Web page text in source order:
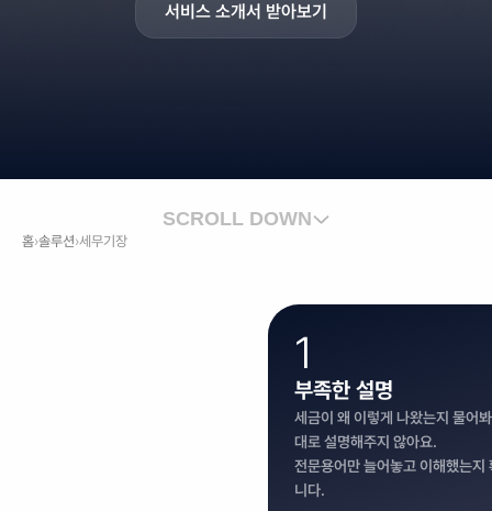
서비스 소개서 받아보기
SCROLL DOWN
홈›솔루션›세무기장
1
부족한 설명
세금이 왜 이렇게 나왔는지 물어
대로 설명해주지 않아요.
전문용어만 늘어놓고 이해했는지
니다.